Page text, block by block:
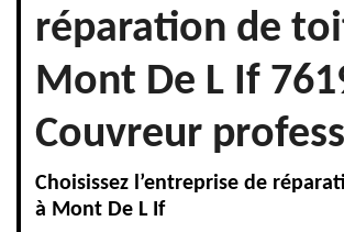
réparation de
Mont De L If
Couvreur
Choisissez l’entreprise de
à Mont De L If